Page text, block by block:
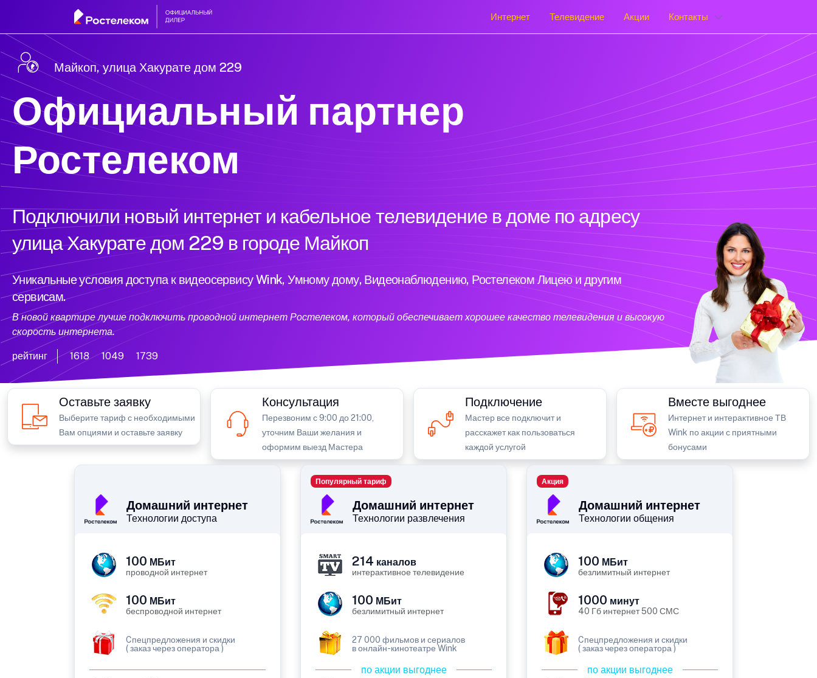
Интернет Телевидение Акции Контакты
Майкоп, улица Хакурате дом 229
Официальный партнер
Ростелеком
Подключили новый интернет и кабельное телевидение в доме по адресу
улица Хакурате дом 229 в городе Майкоп
Уникальные условия доступа к видеосервису Wink, Умному дому, Видеонаблюдению, Ростелеком Лицею и другим
сервисам.
В новой квартире лучше подключить проводной интернет Ростелеком, который обеспечивает хорошее качество телевидения и высокую
скорость интернета.
рейтинг 1618 1049 1739
Оставьте заявку
Выберите тариф с необходимыми
Вам опциями и оставьте заявку
Консультация
Перезвоним с 9:00 до 21:00,
уточним Ваши желания и
оформим выезд Мастера
Подключение
Мастер все подключит и
расскажет как пользоваться
каждой услугой
Вместе выгоднее
Интернет и интерактивное ТВ
Wink по акции с приятными
бонусами
Домашний интернет
Технологии доступа
100 МБит
проводной интернет
100 МБит
беспроводной интернет
Cпецпредложения и скидки
( заказ через оператора )
Домашний интернет
Технологии развлечения
Популярный тариф
214 каналов
интерактивное телевидение
100 МБит
безлимитный интернет
27 000 фильмов и сериалов
в онлайн-кинотеатре Wink
по акции выгоднее
Домашний интернет
Технологии общения
Акция
100 МБит
безлимитный интернет
1000 минут
40 Гб интернет 500 СМС
Cпецпредложения и скидки
( заказ через оператора )
по акции выгоднее